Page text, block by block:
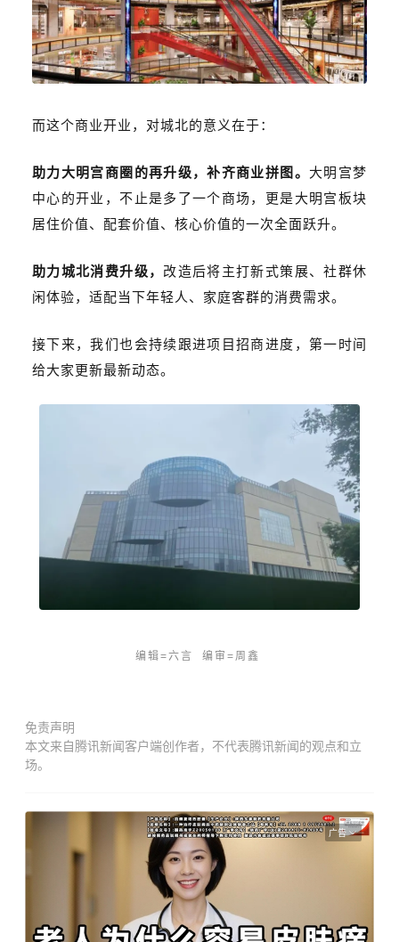
而这个商业开业，对城北的意义在于：
助力大明宫商圈的再升级，补齐商业拼图。 大明宫梦
中心的开业，不止是多了一个商场，更是大明宫板块
居住价值、配套价值、核心价值的一次全面跃升。
助力城北消费升级， 改造后将主打新式策展、社群休
闲体验，适配当下年轻人、家庭客群的消费需求。
接下来，我们也会持续跟进项目招商进度，第一时间
给大家更新最新动态。
编辑=六言 编审=周鑫
免责声明
本文来自腾讯新闻客户端创作者，不代表腾讯新闻的观点和立
场。
广告